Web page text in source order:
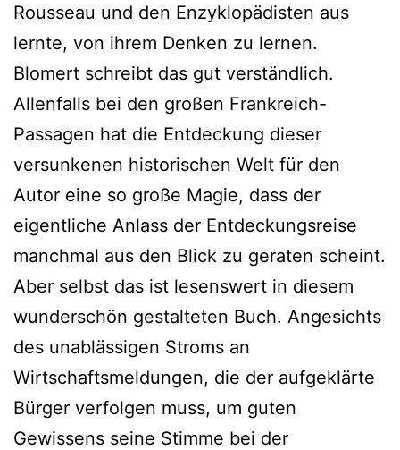
Rousseau und den Enzyklopädisten aus
lernte, von ihrem Denken zu lernen.
Blomert schreibt das gut verständlich.
Allenfalls bei den großen Frankreich-
Passagen hat die Entdeckung dieser
versunkenen historischen Welt für den
Autor eine so große Magie, dass der
eigentliche Anlass der Entdeckungsreise
manchmal aus den Blick zu geraten scheint.
Aber selbst das ist lesenswert in diesem
wunderschön gestalteten Buch. Angesichts
des unablässigen Stroms an
Wirtschaftsmeldungen, die der aufgeklärte
Bürger verfolgen muss, um guten
Gewissens seine Stimme bei der